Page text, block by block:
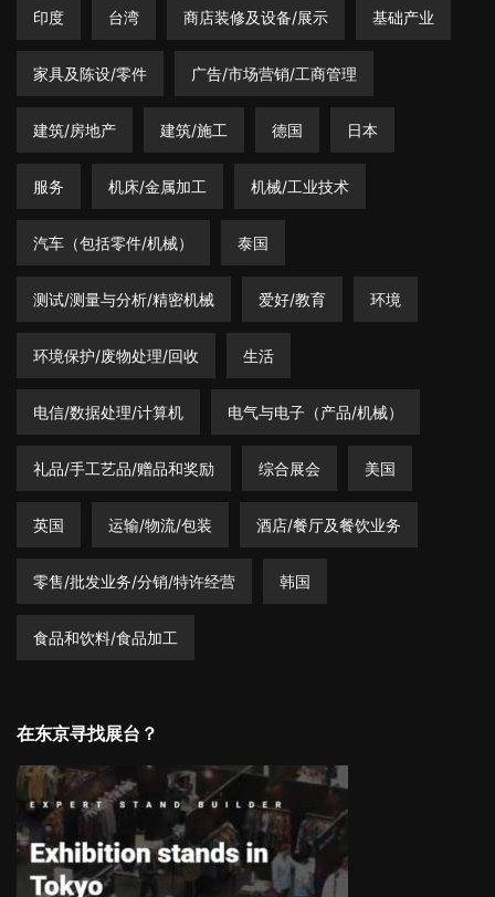
印度 台湾 商店装修及设备/展示 基础产业
家具及陈设/零件 广告/市场营销/工商管理
建筑/房地产 建筑/施工 德国 日本
服务 机床/金属加工 机械/工业技术
汽车（包括零件/机械） 泰国
测试/测量与分析/精密机械 爱好/教育 环境
环境保护/废物处理/回收 生活
电信/数据处理/计算机 电气与电子（产品/机械）
礼品/手工艺品/赠品和奖励 综合展会 美国
英国 运输/物流/包装 酒店/餐厅及餐饮业务
零售/批发业务/分销/特许经营 韩国
食品和饮料/食品加工
在东京寻找展台？